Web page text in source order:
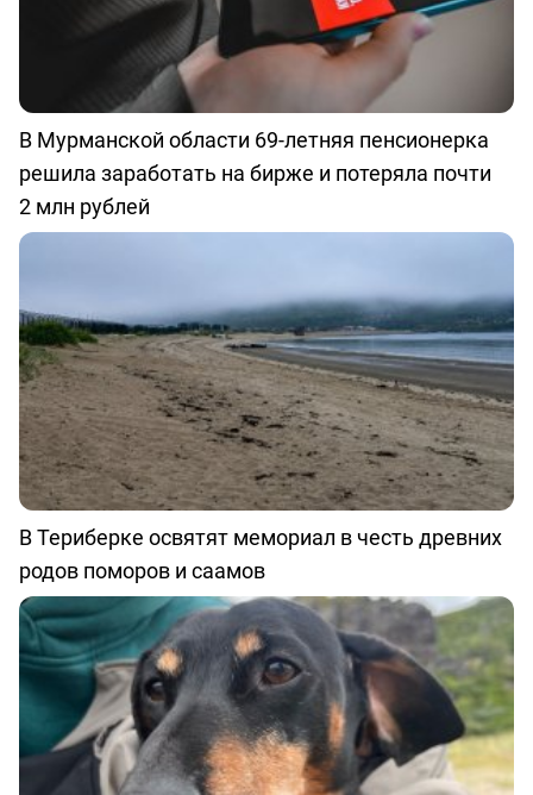
В Мурманской области 69-летняя пенсионерка
решила заработать на бирже и потеряла почти
2 млн рублей
В Териберке освятят мемориал в честь древних
родов поморов и саамов